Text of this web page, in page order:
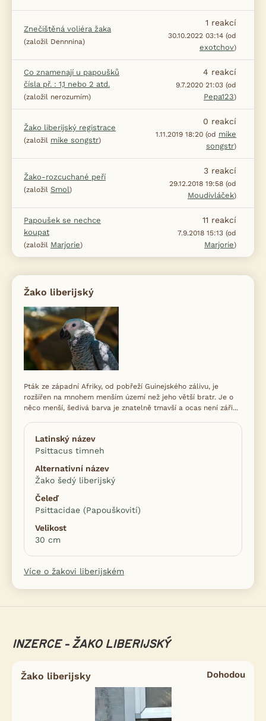
Znečištěná voliéra žaka
(založil Dennnina)
1 reakcí
30.10.2022 03:14 (od
exotchov)
Co znamenají u papoušků
čísla př. : 1,1 nebo 2 atd.
(založil nerozumím)
4 reakcí
9.7.2020 21:03 (od
Pepa123)
Žako liberijský registrace
(založil mike songstr)
0 reakcí
1.11.2019 18:20 (od mike
songstr)
Žako-rozcuchané peří
(založil Smol)
3 reakcí
29.12.2018 19:58 (od
Moudivláček)
Papoušek se nechce
koupat
(založil Marjorie)
11 reakcí
7.9.2018 15:13 (od
Marjorie)
Žako liberijský
Pták ze západní Afriky, od pobřeží Guinejského zálivu, je
rozšířen na mnohem menším území než jeho větší bratr. Je o
něco menší, šedivá barva je znatelně tmavší a ocas není záři...
Latinský název
Psittacus timneh
Alternativní název
Žako šedý liberijský
Čeleď
Psittacidae (Papouškovití)
Velikost
30 cm
Více o žakovi liberijském
INZERCE - ŽAKO LIBERIJSKÝ
Žako liberijsky Dohodou